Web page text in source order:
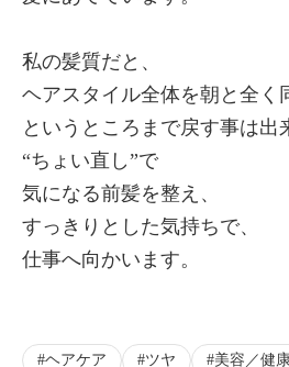
私の髪質だと、
ヘアスタイル全体を朝と全く
というところまで戻す事は出
“ちょい直し”で
気になる前髪を整え、
すっきりとした気持ちで、
仕事へ向かいます。
ヘアケア ツヤ 美容／健